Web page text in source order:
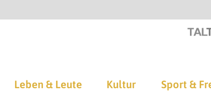
Leben & Leute Kultur Sport &